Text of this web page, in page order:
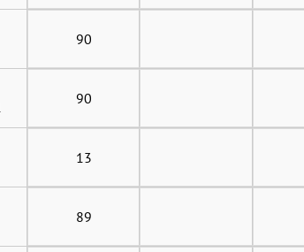
90
90
13
89